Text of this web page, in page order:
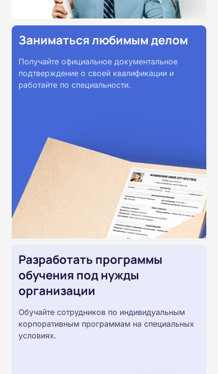
Заниматься любимым делом
Получайте официальное документальное
подтверждение о своей квалификации и
работайте по специальности.
Разработать программы
обучения под нужды
организации
Обучайте сотрудников по индивидуальным
корпоративным программам на специальных
условиях.